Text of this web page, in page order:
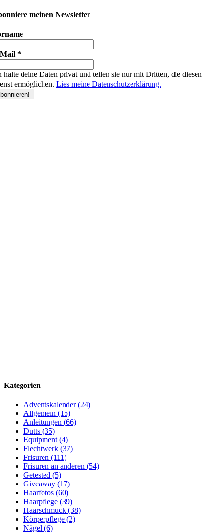
meinen Newsletter
*
halte deine Daten privat und teilen sie nur mit Dritten, die diesen
ermöglichen. Lies meine Datenschutzerklärung.
Kategorien
Adventskalender (24)
Allgemein (15)
Anleitungen (66)
Dutts (35)
Equipment (4)
Flechtwerk (37)
Frisuren (111)
Frisuren an anderen (54)
Getested (5)
Giveaway (17)
Haarfotos (60)
Haarpflege (39)
Haarschmuck (38)
Körperpflege (2)
Nägel (6)